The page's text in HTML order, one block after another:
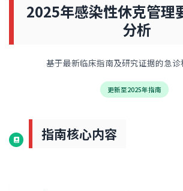
2025年感染性休克管理
分析
基于最新临床指南及研究证据的急诊
更新至2025年指南
指南核心内容